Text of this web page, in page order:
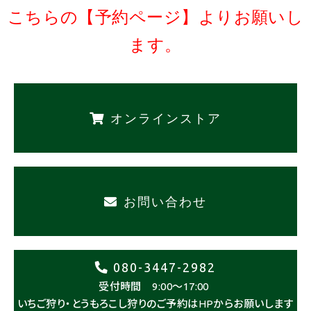
こちらの【予約ページ】よりお願いし
ます。
オンラインストア
お問い合わせ
080-3447-2982
受付時間 9:00～17:00
いちご狩り・とうもろこし狩りのご予約はHPからお願いします